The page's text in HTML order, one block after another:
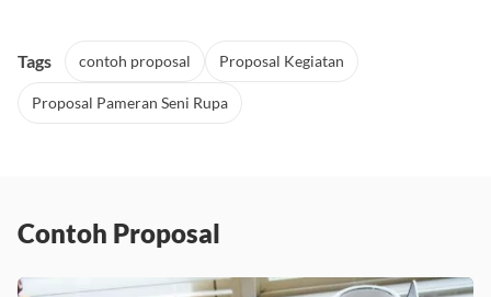
Tags contoh proposal Proposal Kegiatan
Proposal Pameran Seni Rupa
Contoh Proposal